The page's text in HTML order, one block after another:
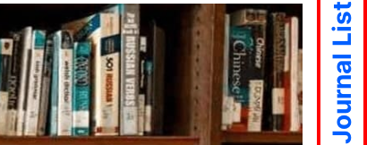
Journal List